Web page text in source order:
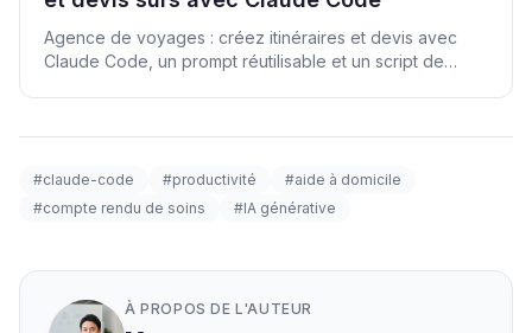
Agence de voyages : créez itinéraires et devis avec
Claude Code, un prompt réutilisable et un script de
#claude-code #productivité
#aide à domicile
#compte rendu de soins
#IA générative
À PROPOS DE L'AUTEUR